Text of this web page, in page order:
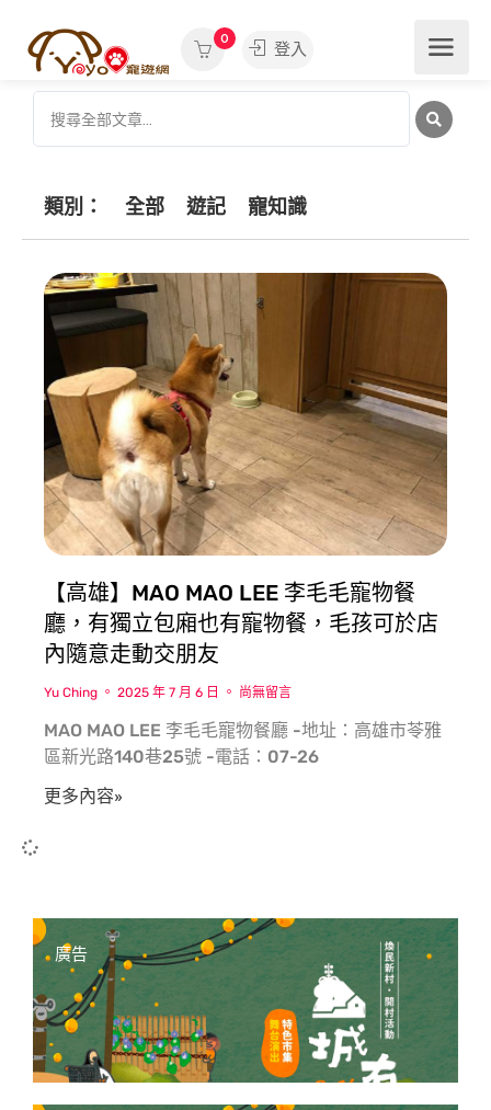
0
登入
類別： 全部 遊記 寵知識
【高雄】MAO MAO LEE 李毛毛寵物餐
廳，有獨立包廂也有寵物餐，毛孩可於店
內隨意走動交朋友
Yu Ching 2025 年 7 月 6 日 尚無留言
MAO MAO LEE 李毛毛寵物餐廳 -地址：高雄市苓雅
區新光路140巷25號 -電話：07-26
更多內容»
廣告